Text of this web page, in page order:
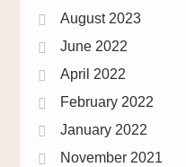
August 2023
June 2022
April 2022
February 2022
January 2022
November 2021